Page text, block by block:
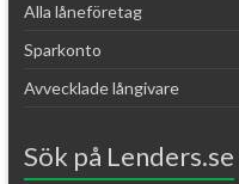
Alla låneföretag
Sparkonto
Avvecklade långivare
Sök på Lenders.se